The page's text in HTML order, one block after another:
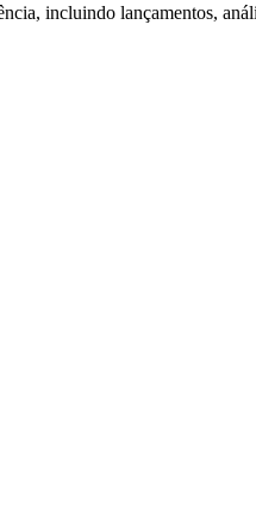
incluindo lançamentos,